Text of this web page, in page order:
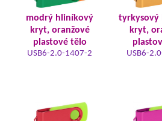
modrý hliníkový
kryt, oranžové
plastové tělo
USB6-2.0-1407-2
tyrkysový
kryt,
USB6-